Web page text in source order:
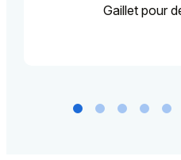
Gaillet pour
rapide et